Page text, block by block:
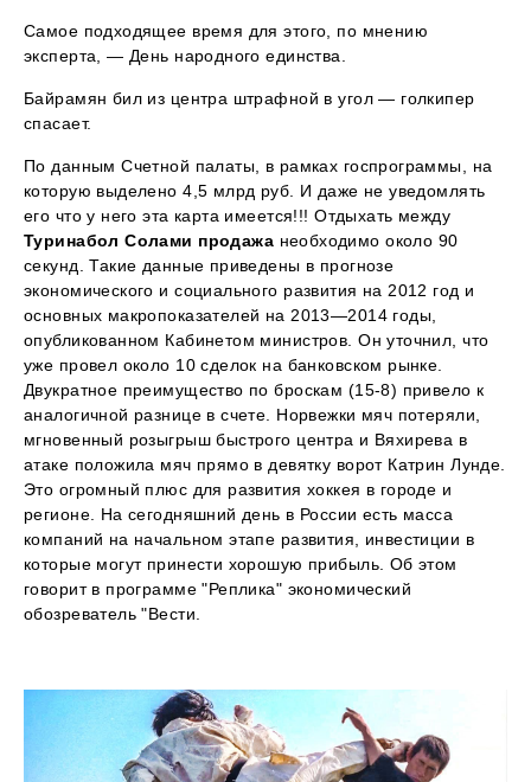
Самое подходящее время для этого, по мнению
эксперта, — День народного единства.
Байрамян бил из центра штрафной в угол — голкипер
спасает.
По данным Счетной палаты, в рамках госпрограммы, на
которую выделено 4,5 млрд руб. И даже не уведомлять
его что у него эта карта имеется!!! Отдыхать между
Туринабол Солами продажа необходимо около 90
секунд. Такие данные приведены в прогнозе
экономического и социального развития на 2012 год и
основных макропоказателей на 2013—2014 годы,
опубликованном Кабинетом министров. Он уточнил, что
уже провел около 10 сделок на банковском рынке.
Двукратное преимущество по броскам (15-8) привело к
аналогичной разнице в счете. Норвежки мяч потеряли,
мгновенный розыгрыш быстрого центра и Вяхирева в
атаке положила мяч прямо в девятку ворот Катрин Лунде.
Это огромный плюс для развития хоккея в городе и
регионе. На сегодняшний день в России есть масса
компаний на начальном этапе развития, инвестиции в
которые могут принести хорошую прибыль. Об этом
говорит в программе "Реплика" экономический
обозреватель "Вести.